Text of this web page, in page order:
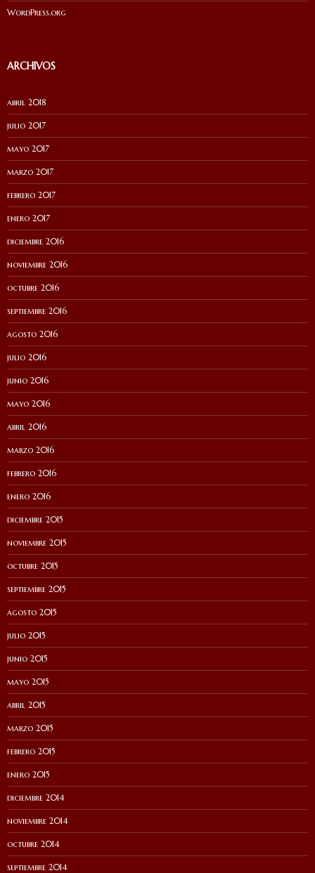
WordPress.org
ARCHIVOS
abril 2018
julio 2017
mayo 2017
marzo 2017
febrero 2017
enero 2017
diciembre 2016
noviembre 2016
octubre 2016
septiembre 2016
agosto 2016
julio 2016
junio 2016
mayo 2016
abril 2016
marzo 2016
febrero 2016
enero 2016
diciembre 2015
noviembre 2015
octubre 2015
septiembre 2015
agosto 2015
julio 2015
junio 2015
mayo 2015
abril 2015
marzo 2015
febrero 2015
enero 2015
diciembre 2014
noviembre 2014
octubre 2014
septiembre 2014